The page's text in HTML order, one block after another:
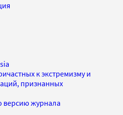
к экстремизму и
признанных
версию журнала